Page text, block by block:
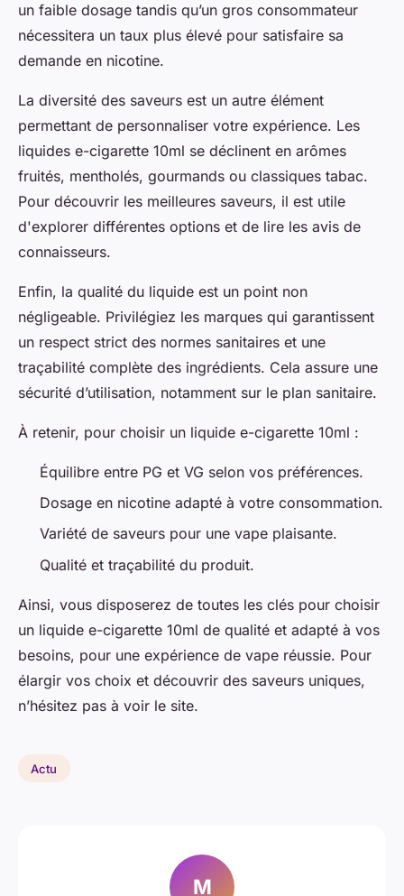
un faible dosage tandis qu’un gros consommateur
nécessitera un taux plus élevé pour satisfaire sa
demande en nicotine.
La diversité des saveurs est un autre élément
permettant de personnaliser votre expérience. Les
liquides e-cigarette 10ml se déclinent en arômes
fruités, mentholés, gourmands ou classiques tabac.
Pour découvrir les meilleures saveurs, il est utile
d'explorer différentes options et de lire les avis de
connaisseurs.
Enfin, la qualité du liquide est un point non
négligeable. Privilégiez les marques qui garantissent
un respect strict des normes sanitaires et une
traçabilité complète des ingrédients. Cela assure une
sécurité d’utilisation, notamment sur le plan sanitaire.
À retenir, pour choisir un liquide e-cigarette 10ml :
Équilibre entre PG et VG selon vos préférences.
Dosage en nicotine adapté à votre consommation.
Variété de saveurs pour une vape plaisante.
Qualité et traçabilité du produit.
Ainsi, vous disposerez de toutes les clés pour choisir
un liquide e-cigarette 10ml de qualité et adapté à vos
besoins, pour une expérience de vape réussie. Pour
élargir vos choix et découvrir des saveurs uniques,
n’hésitez pas à voir le site.
Actu
M